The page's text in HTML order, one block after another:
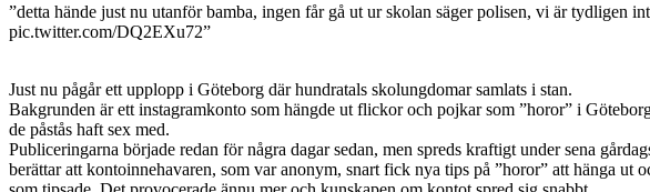
”detta hände just nu utanför bamba, ingen får gå ut ur skolan säger polisen, vi är tydligen
pic.twitter.com/DQ2EXu72”
Just nu pågår ett upplopp i Göteborg där hundratals skolungdomar samlats i stan.
Bakgrunden är ett instagramkonto som hängde ut flickor och pojkar som ”horor” i
de påstås haft sex med.
Publiceringarna började redan för några dagar sedan, men spreds kraftigt under sena
berättar att kontoinnehavaren, som var anonym, snart fick nya tips på ”horor” att hänga